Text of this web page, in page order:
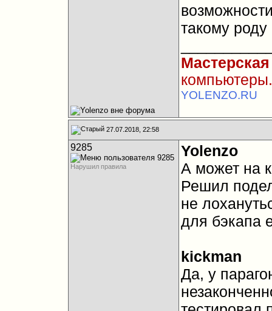
такому
YOLENZO.RU
27.07.2018, 22:58
9285
Нарушил правила
Yolenzo
А может на
Решил
не
для бэкапа
kickman
Да, у